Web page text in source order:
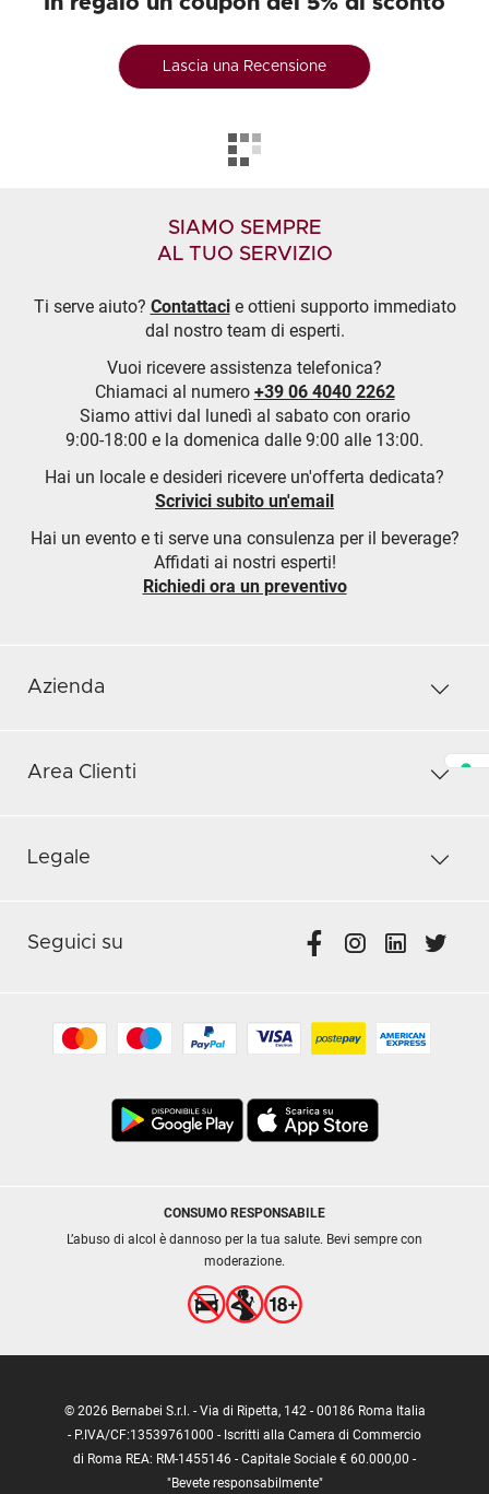
Lascia una Recensione
SIAMO SEMPRE
AL TUO SERVIZIO
Ti serve aiuto? Contattacie ottieni supporto immediato
dal nostro team di esperti.
Vuoi ricevere assistenza telefonica?
Chiamaci al numero +39 06 4040 2262
Siamo attivi dal lunedì al sabato con orario
9:00-18:00 e la domenica dalle 9:00 alle 13:00.
Hai un locale e desideri ricevere un'offerta dedicata?
Scrivici subito un'email
Hai un evento e ti serve una consulenza per il beverage?
Affidati ai nostri esperti!
Richiedi ora un preventivo
Azienda
Area Clienti
Legale
Seguici su
CONSUMO RESPONSABILE
L’abuso di alcol è dannoso per la tua salute. Bevi sempre con
moderazione.
© 2026 Bernabei S.r.l. - Via di Ripetta, 142 - 00186 Roma Italia
- P.IVA/CF:13539761000 - Iscritti alla Camera di Commercio
di Roma REA: RM-1455146 - Capitale Sociale € 60.000,00 -
"Bevete responsabilmente"